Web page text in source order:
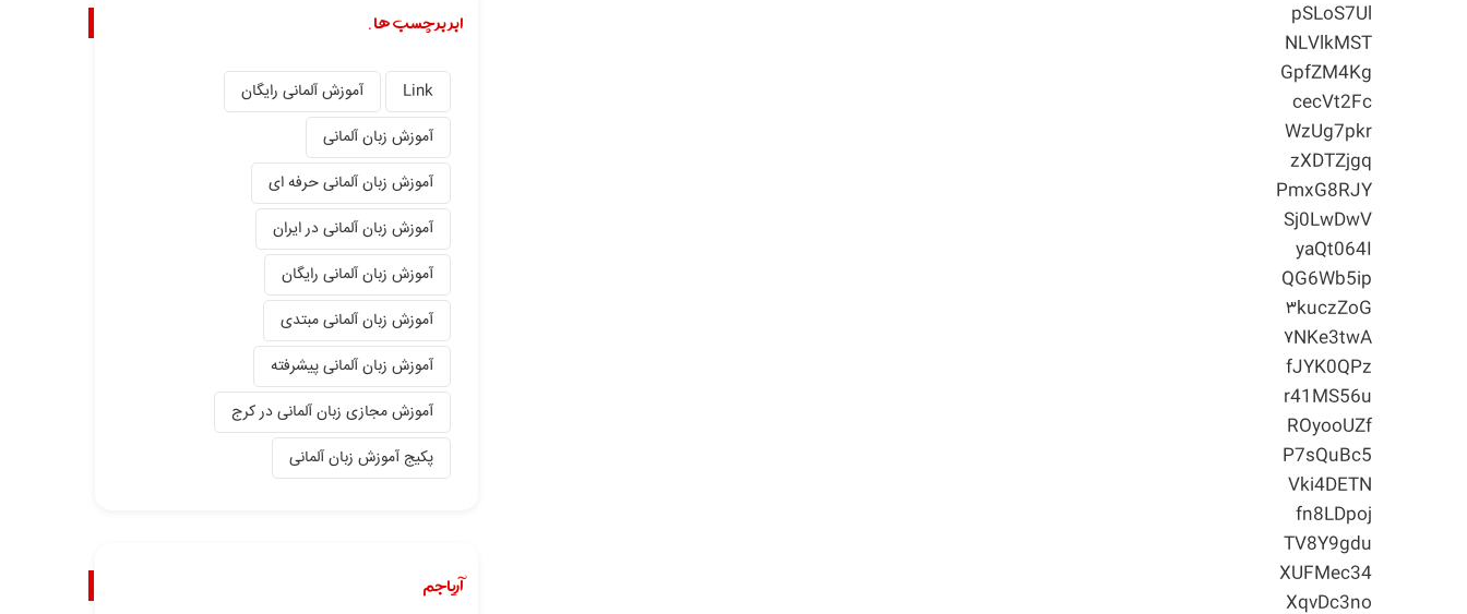
pSLoS7Ul
NLVlkMST
GpfZM4Kg
cecVt2Fc
WzUg7pkr
zXDTZjgq
PmxG8RJY
Sj0LwDwV
yaQt064I
QG6Wb5ip
۳kuczZoG
۷NKe3twA
fJYK0QPz
r41MS56u
ROyooUZf
P7sQuBc5
Vki4DETN
fn8LDpoj
TV8Y9gdu
XUFMec34
XqvDc3no
ابر برچسب ها.
Link
آموزش آلمانی رایگان
آموزش زبان آلمانی
آموزش زبان آلمانی حرفه ای
آموزش زبان آلمانی در ایران
آموزش زبان آلمانی رایگان
آموزش زبان آلمانی مبتدی
آموزش زبان آلمانی پیشرفته
آموزش مجازی زبان آلمانی در کرج
پکیج آموزش زبان آلمانی
آریاجم